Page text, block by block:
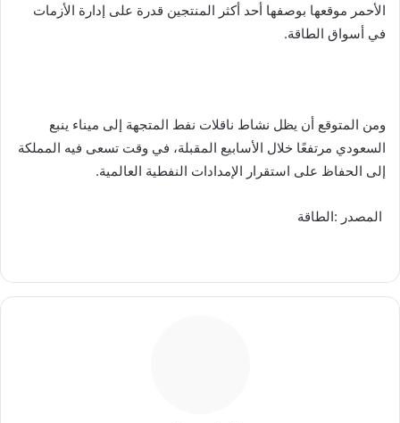
الأحمر موقعها بوصفها أحد أكثر المنتجين قدرة على إدارة الأزمات
في أسواق الطاقة.
ومن المتوقع أن يظل نشاط ناقلات نفط المتجهة إلى ميناء ينبع
السعودي مرتفعًا خلال الأسابيع المقبلة، في وقت تسعى فيه المملكة
إلى الحفاظ على استقرار الإمدادات النفطية العالمية.
المصدر :الطاقة